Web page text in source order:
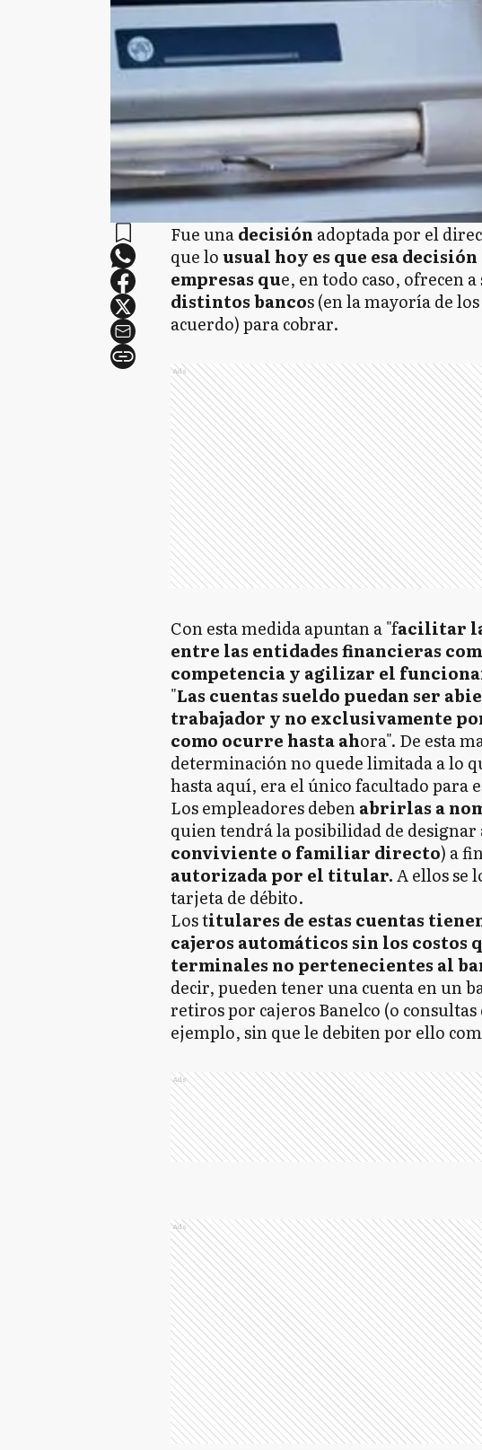
Fue unadecisión adoptada por el
que lousual hoy es que esa decisión
empresas que, en todo caso, ofrecen a
distintos bancos (en la mayoría de
acuerdo) para cobrar.
Ads
Con esta medida apuntan a "facilitar
entre las entidades financieras
competencia y agilizar el
"Las cuentas sueldo puedan ser
trabajador y no exclusivamente
como ocurre hasta ahora". De esta
determinación no quede limitada a lo
hasta aquí, era el único facultado para
Los empleadores debenabrirlas a
quien tendrá la posibilidad de designar
conviviente o familiar directo) a
autorizada por el titular.A ellos se
tarjeta de débito.
Los titulares de estas cuentas
cajeros automáticos sin los costos
terminales no pertenecientes al
decir, pueden tener una cuenta en un
retiros por cajeros Banelco (o
ejemplo, sin que le debiten por ello
Ads
Ads